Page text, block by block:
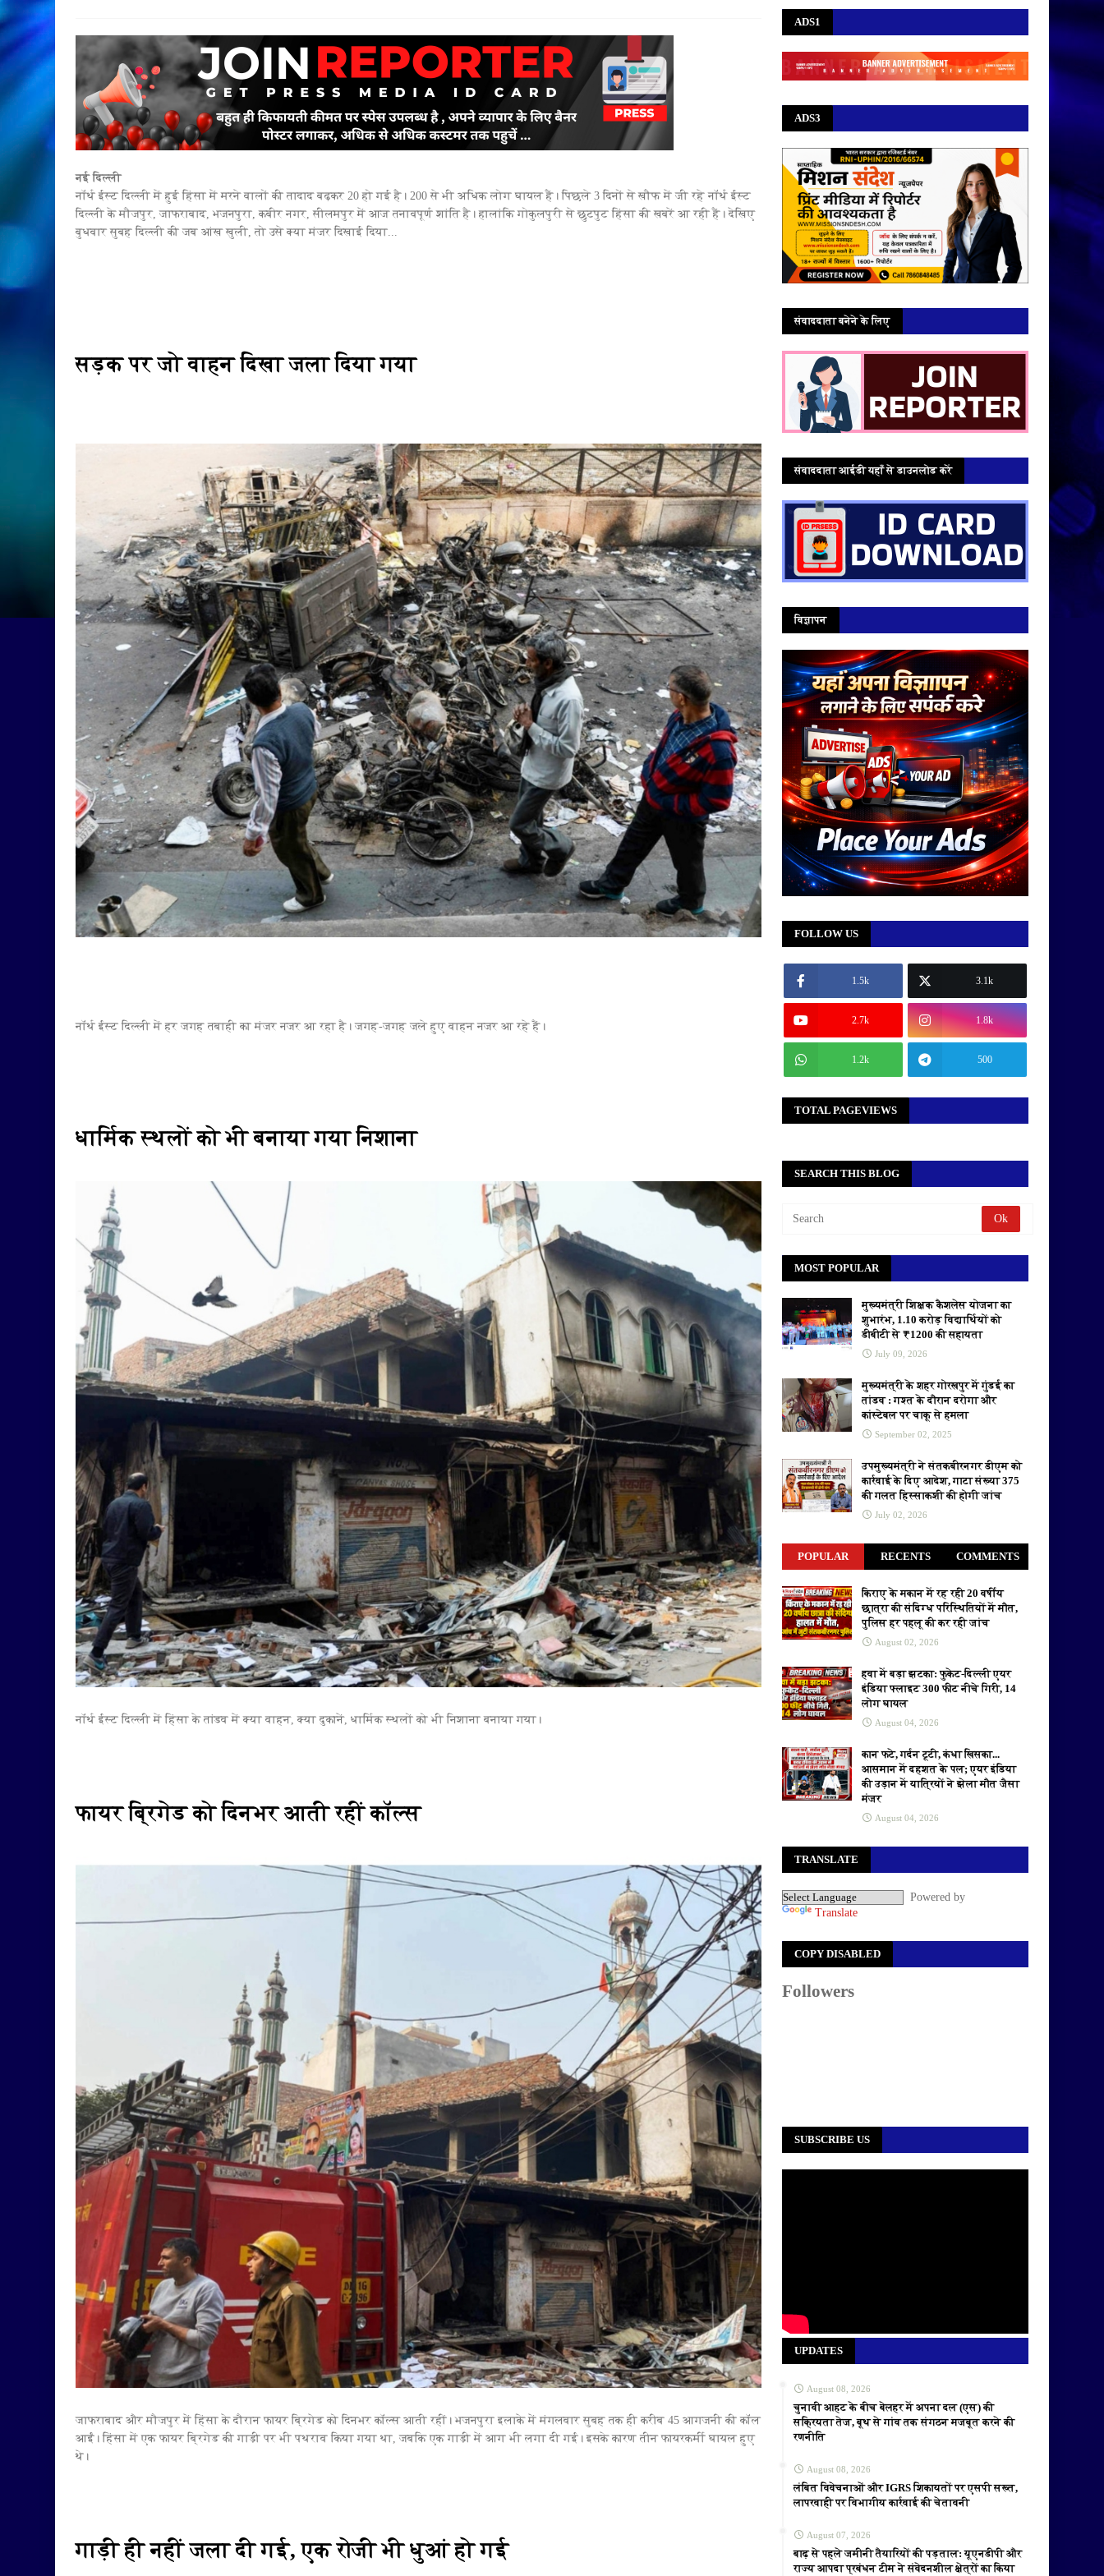
नई दिल्ली
नॉर्थ ईस्ट दिल्ली में हुई हिंसा में मरने वालों की तादाद बढ़कर 20 हो गई है। 200 से भी अधिक लोग घायल हैं। पिछले 3 दिनों से खौफ में जी रहे नॉर्थ ईस्ट
दिल्ली के मौजपुर, जाफराबाद, भजनपुरा, कबीर नगर, सीलमपुर में आज तनावपूर्ण शांति है। हालांकि गोकुलपुरी से छुटपुट हिंसा की खबरें आ रही हैं। देखिए
बुधवार सुबह दिल्ली की जब आंख खुली, तो उसे क्या मंजर दिखाई दिया...
सड़क पर जो वाहन दिखा जला दिया गया
नॉर्थ ईस्ट दिल्ली में हर जगह तबाही का मंजर नजर आ रहा है। जगह-जगह जले हुए वाहन नजर आ रहे हैं।
धार्मिक स्थलों को भी बनाया गया निशाना
नॉर्थ ईस्ट दिल्ली में हिंसा के तांडव में क्या वाहन, क्या दुकानें, धार्मिक स्थलों को भी निशाना बनाया गया।
फायर ब्रिगेड को दिनभर आती रहीं कॉल्स
जाफराबाद और मौजपुर में हिंसा के दौरान फायर ब्रिगेड को दिनभर कॉल्स आती रहीं। भजनपुरा इलाके में मंगलवार सुबह तक ही करीब 45 आगजनी की कॉल
आईं। हिंसा में एक फायर ब्रिगेड की गाड़ी पर भी पथराव किया गया था, जबकि एक गाड़ी में आग भी लगा दी गई। इसके कारण तीन फायरकर्मी घायल हुए
थे।
गाड़ी ही नहीं जला दी गई, एक रोजी भी धुआं हो गई
ADS1
ADS3
संवाददाता बनेने के लिए
संवाददाता आईडी यहाँ से डाउनलोड करें
विज्ञापन
FOLLOW US
1.5k 3.1k
2.7k 1.8k
1.2k 500
TOTAL PAGEVIEWS
SEARCH THIS BLOG
MOST POPULAR
मुख्यमंत्री शिक्षक कैशलेस योजना का
शुभारंभ, 1.10 करोड़ विद्यार्थियों को
डीबीटी से ₹1200 की सहायता
July 09, 2026
मुख्यमंत्री के शहर गोरखपुर में गुंडई का
तांडव : गश्त के दौरान दरोगा और
कांस्टेबल पर चाकू से हमला
September 02, 2025
उपमुख्यमंत्री ने संतकबीरनगर डीएम को
कार्रवाई के दिए आदेश, गाटा संख्या 375
की गलत हिस्साकशी की होगी जांच
July 02, 2026
POPULAR RECENTS COMMENTS
किराए के मकान में रह रही 20 वर्षीय
छात्रा की संदिग्ध परिस्थितियों में मौत,
पुलिस हर पहलू की कर रही जांच
August 02, 2026
हवा में बड़ा झटका: फुकेट-दिल्ली एयर
इंडिया फ्लाइट 300 फीट नीचे गिरी, 14
लोग घायल
August 04, 2026
कान फटे, गर्दन टूटी, कंधा खिसका...
आसमान में दहशत के पल; एयर इंडिया
की उड़ान में यात्रियों ने झेला मौत जैसा
मंजर
August 04, 2026
TRANSLATE
Powered by
Translate
COPY DISABLED
Followers
SUBSCRIBE US
UPDATES
August 08, 2026
चुनावी आहट के बीच बेलहर में अपना दल (एस) की
सक्रियता तेज, बूथ से गांव तक संगठन मजबूत करने की
रणनीति
August 08, 2026
लंबित विवेचनाओं और IGRS शिकायतों पर एसपी सख्त,
लापरवाही पर विभागीय कार्रवाई की चेतावनी
August 07, 2026
बाढ़ से पहले जमीनी तैयारियों की पड़ताल: यूएनडीपी और
राज्य आपदा प्रबंधन टीम ने संवेदनशील क्षेत्रों का किया